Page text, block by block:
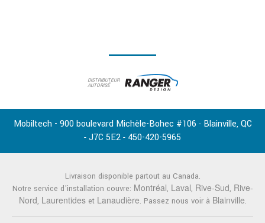
DISTRIBUTEUR
AUTORISÉ
Mobiltech - 900 boulevard Michèle-Bohec #106 - Blainville, QC
- J7C 5E2 - 450-420-5965
Livraison disponible partout au Canada.
Notre service d'installation couvre: Montréal, Laval, Rive-Sud, Rive-
Nord, Laurentideset Lanaudière. Passez nous voir à Blainville.